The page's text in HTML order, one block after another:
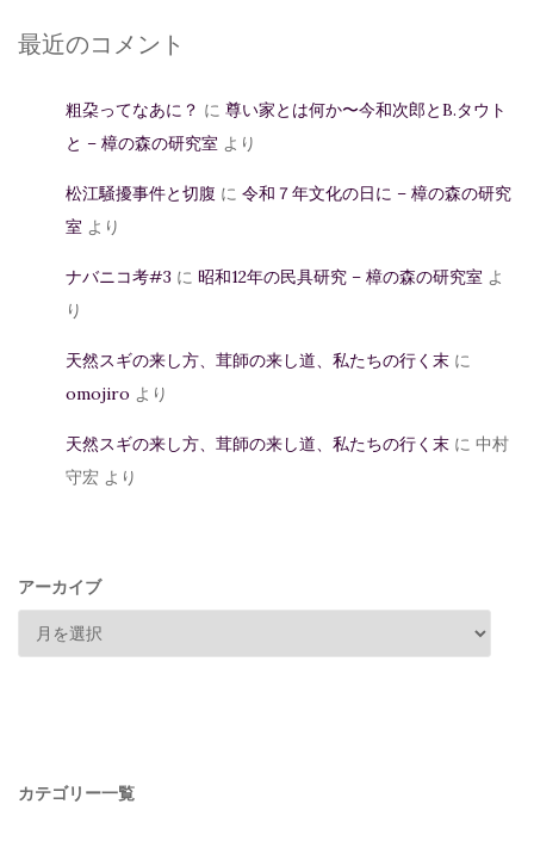
最近のコメント
粗朶ってなあに？ に 尊い家とは何か〜今和次郎とB.タウト
と – 樟の森の研究室 より
松江騒擾事件と切腹 に 令和７年文化の日に – 樟の森の研究
室 より
ナバニコ考#3 に 昭和12年の民具研究 – 樟の森の研究室 よ
り
天然スギの来し方、茸師の来し道、私たちの行く末 に
omojiro より
天然スギの来し方、茸師の来し道、私たちの行く末 に 中村
守宏 より
アーカイブ
カテゴリー一覧